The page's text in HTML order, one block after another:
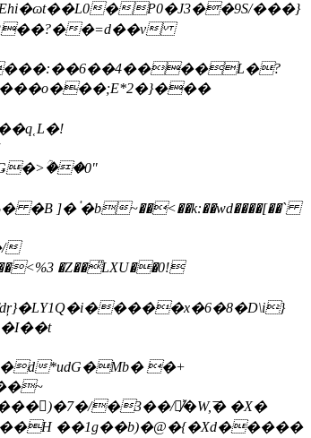
Z�`�'DEhi�ɷt��L0�P0�J3��9S/���}
�Z��̎LXU��0!
*udG�Mb� �+
�3��/玐̸͐�W,͞� �X�
��1g��b)�@�{�Xd�����